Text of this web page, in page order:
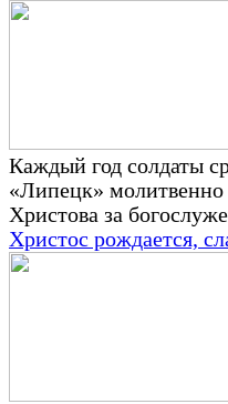
Каждый год солдаты
«Липецк» молитвенно
Христова за
Христос рождается,